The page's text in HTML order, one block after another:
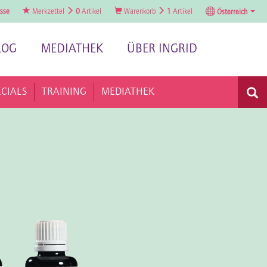
Merkzettel 0 Artikel Warenkorb 1 Artikel Österreich
MEDIATHEK ÜBER INGRID
TRAINING MEDIATHEK